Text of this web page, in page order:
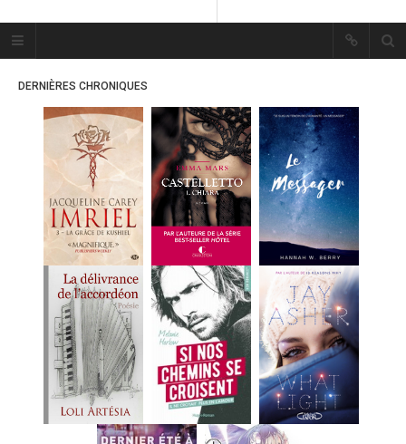
Plume Bleue
« Les mots sont les passants
« Les mots sont les passants
mystérieux de l’âme. »
ACCUEIL
LES PLUMES
MES FUTURES
LECTURES
MES CRITIQUES
MES ARTICLES
MARION
MES FUTURES
LECTURES
DERNIÈRES CHRONIQUES